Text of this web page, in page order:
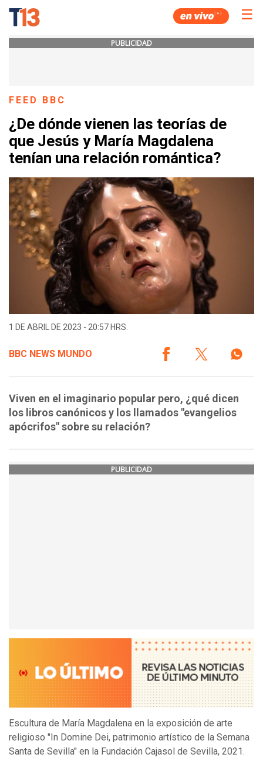
☰
PUBLICIDAD
FEED BBC
¿De dónde vienen las teorías de
que Jesús y María Magdalena
tenían una relación romántica?
1 DE ABRIL DE 2023 - 20:57 HRS.
BBC NEWS MUNDO
Viven en el imaginario popular pero, ¿qué dicen
los libros canónicos y los llamados "evangelios
apócrifos" sobre su relación?
PUBLICIDAD
Escultura de María Magdalena en la exposición de arte
religioso "In Domine Dei, patrimonio artístico de la Semana
Santa de Sevilla" en la Fundación Cajasol de Sevilla, 2021.